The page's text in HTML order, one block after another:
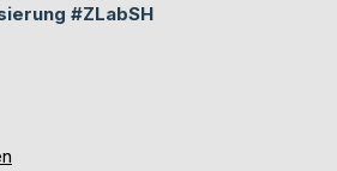
#ZLabSH